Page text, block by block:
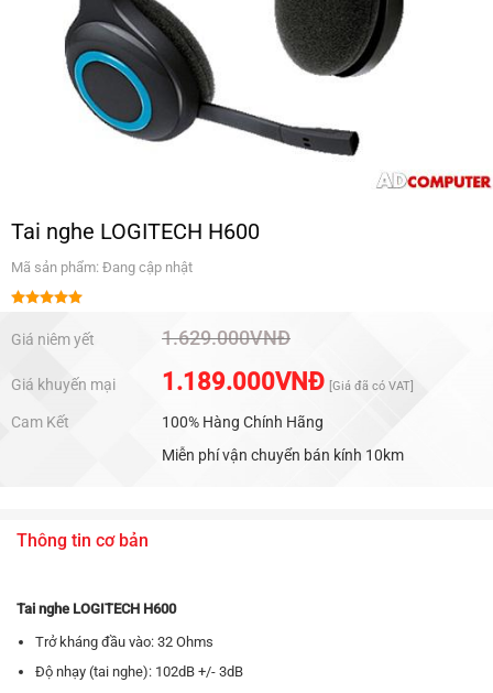
Tai nghe LOGITECH H600
Mã sản phẩm: Đang cập nhật
hạng5.00
5 sao
Giá niêm yết 1.629.000VNĐ
Giá khuyến mại 1.189.000VNĐ [Giá đã có VAT]
Cam Kết
100% Hàng Chính Hãng
Miễn phí vận chuyển bán kính 10km
Thông tin cơ bản
Tai nghe LOGITECH H600
Trở kháng đầu vào: 32 Ohms
Độ nhạy (tai nghe): 102dB +/- 3dB